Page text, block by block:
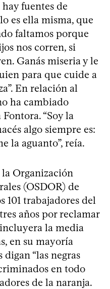
fuentes de
es ella misma, que
faltamos porque
nos corren, si
Ganás miseria y le
para que cuide a
En relación al
ha cambiado
“Soy la
algo siempre es:
la aguanto”, reía.
la Organización
(OSDOR) de
101 trabajadores del
años por reclamar
la media
en su mayoría
“las negras
en todo
de la naranja.